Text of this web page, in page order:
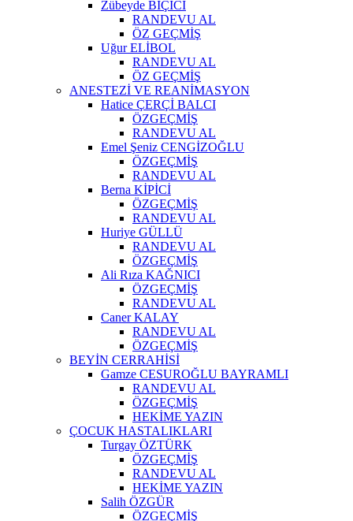
Zübeyde BİÇİCİ
RANDEVU AL
ÖZ GEÇMİŞ
Uğur ELİBOL
RANDEVU AL
ÖZ GEÇMİŞ
ANESTEZİ VE REANİMASYON
Hatice ÇERÇİ BALCI
ÖZGEÇMİŞ
RANDEVU AL
Emel Şeniz CENGİZOĞLU
ÖZGEÇMİŞ
RANDEVU AL
Berna KİPİCİ
ÖZGEÇMİŞ
RANDEVU AL
Huriye GÜLLÜ
RANDEVU AL
ÖZGEÇMİŞ
Ali Rıza KAĞNICI
ÖZGEÇMİŞ
RANDEVU AL
Caner KALAY
RANDEVU AL
ÖZGEÇMİŞ
BEYİN CERRAHİSİ
Gamze CESUROĞLU BAYRAMLI
RANDEVU AL
ÖZGEÇMİŞ
HEKİME YAZIN
ÇOCUK HASTALIKLARI
Turgay ÖZTÜRK
ÖZGEÇMİŞ
RANDEVU AL
HEKİME YAZIN
Salih ÖZGÜR
ÖZGEÇMİŞ